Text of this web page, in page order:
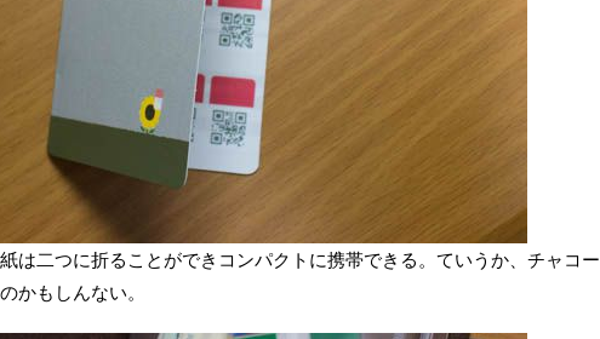
は二つに折ることができコンパクトに携帯できる。ていうか、チャコー
かもしんない。